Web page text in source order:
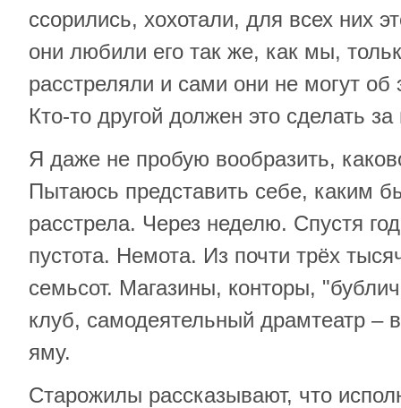
ссорились, хохотали, для всех них
они любили его так же, как мы,
расстреляли и сами они не могут об
Кто-то другой должен это сделать
Я даже не пробую вообразить,
Пытаюсь представить себе, каким
расстрела. Через неделю. Спустя
пустота. Немота. Из почти трёх
семьсот. Магазины, конторы,
клуб, самодеятельный драмтеатр –
яму.
Старожилы рассказывают, что